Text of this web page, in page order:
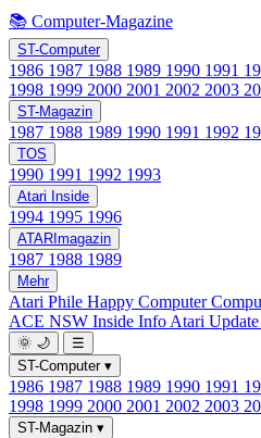
📚 Computer-Magazine
ST-Computer
1986 1987 1988 1989 1990 1991
1998 1999 2000 2001 2002 2003
ST-Magazin
1987 1988 1989 1990 1991 1992
TOS
1990 1991 1992 1993
Atari Inside
1994 1995 1996
ATARImagazin
1987 1988 1989
Mehr
Atari Phile Happy Computer
ACE NSW Inside Info Atari Update
🌞 🌙
☰
ST-Computer ▾
1986 1987 1988 1989 1990 1991
1998 1999 2000 2001 2002 2003
ST-Magazin ▾